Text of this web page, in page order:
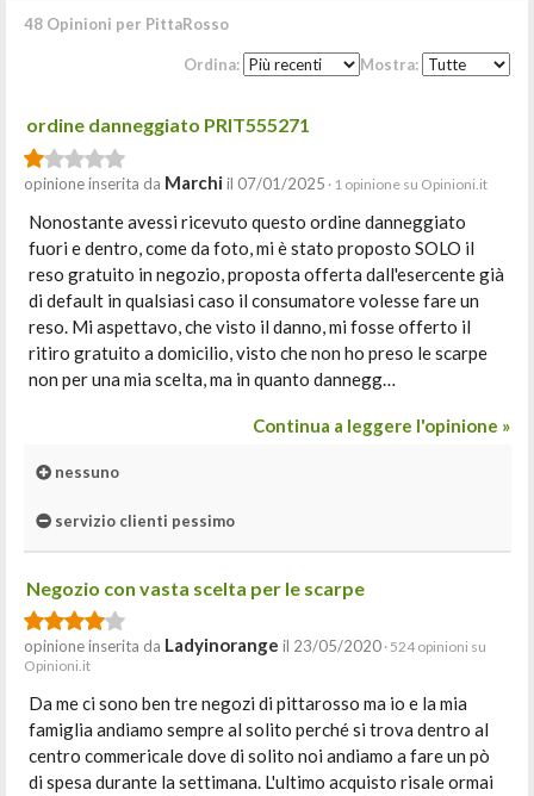
48 Opinioni per PittaRosso
Ordina: Mostra:
ordine danneggiato PRIT555271
opinione inserita da Marchi il 07/01/2025 · 1 opinione su Opinioni.it
Nonostante avessi ricevuto questo ordine danneggiato
fuori e dentro, come da foto, mi è stato proposto SOLO il
reso gratuito in negozio, proposta offerta dall'esercente già
di default in qualsiasi caso il consumatore volesse fare un
reso. Mi aspettavo, che visto il danno, mi fosse offerto il
ritiro gratuito a domicilio, visto che non ho preso le scarpe
non per una mia scelta, ma in quanto dannegg…
Continua a leggere l'opinione »
nessuno
servizio clienti pessimo
Negozio con vasta scelta per le scarpe
opinione inserita da Ladyinorange il 23/05/2020 · 524 opinioni su
Opinioni.it
Da me ci sono ben tre negozi di pittarosso ma io e la mia
famiglia andiamo sempre al solito perché si trova dentro al
centro commericale dove di solito noi andiamo a fare un pò
di spesa durante la settimana. L'ultimo acquisto risale ormai